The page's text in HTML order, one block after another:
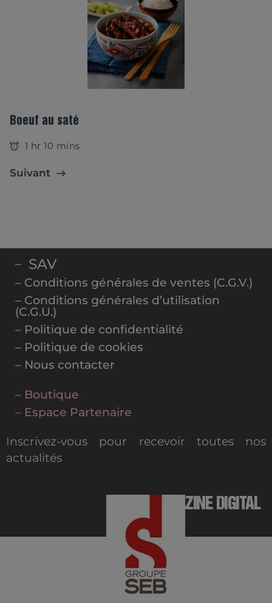
Boeuf au saté
1 hr 10 mins
Suivant
– SAV
– Conditions générales de ventes (C.G.V.)
– Conditions générales d’utilisation
(C.G.U.)
– Politique de confidentialité
– Politique de cookies
– Nous contacter
– Boutique
– Espace Partenaire
Inscrivez-vous pour recevoir toutes nos
actualités
MAGAZINE DIGITAL